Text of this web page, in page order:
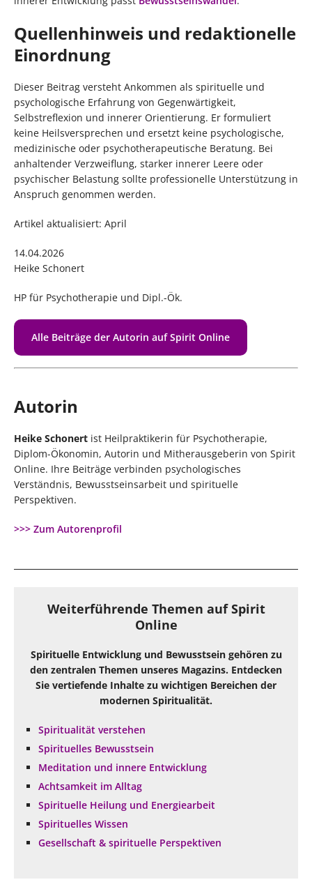
Quellenhinweis und redaktionelle
Einordnung
Dieser Beitrag versteht Ankommen als spirituelle und
psychologische Erfahrung von Gegenwärtigkeit,
Selbstreflexion und innerer Orientierung. Er formuliert
keine Heilsversprechen und ersetzt keine psychologische,
medizinische oder psychotherapeutische Beratung. Bei
anhaltender Verzweiflung, starker innerer Leere oder
psychischer Belastung sollte professionelle Unterstützung in
Anspruch genommen werden.
Artikel aktualisiert: April
14.04.2026
Heike Schonert
HP für Psychotherapie und Dipl.-Ök.
Alle Beiträge der Autorin auf Spirit Online
Autorin
Heike Schonert ist Heilpraktikerin für Psychotherapie,
Diplom-Ökonomin, Autorin und Mitherausgeberin von Spirit
Online. Ihre Beiträge verbinden psychologisches
Verständnis, Bewusstseinsarbeit und spirituelle
Perspektiven.
>>> Zum Autorenprofil
Weiterführende Themen auf Spirit
Online
Spirituelle Entwicklung und Bewusstsein gehören zu
den zentralen Themen unseres Magazins. Entdecken
Sie vertiefende Inhalte zu wichtigen Bereichen der
modernen Spiritualität.
Spiritualität verstehen
Spirituelles Bewusstsein
Meditation und innere Entwicklung
Achtsamkeit im Alltag
Spirituelle Heilung und Energiearbeit
Spirituelles Wissen
Gesellschaft & spirituelle Perspektiven